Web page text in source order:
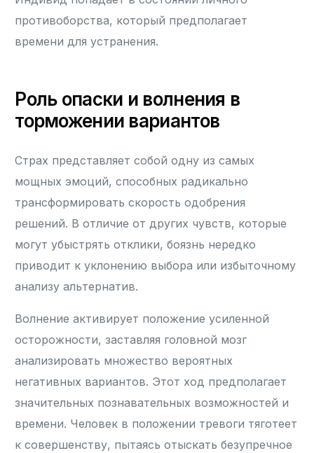
противоборства, который предполагает
времени для устранения.
Роль опаски и волнения в
торможении вариантов
Страх представляет собой одну из самых
мощных эмоций, способных радикально
трансформировать скорость одобрения
решений. В отличие от других чувств, которые
могут убыстрять отклики, боязнь нередко
приводит к уклонению выбора или избыточному
анализу альтернатив.
Волнение активирует положение усиленной
осторожности, заставляя головной мозг
анализировать множество вероятных
негативных вариантов. Этот ход предполагает
значительных познавательных возможностей и
времени. Человек в положении тревоги тяготеет
к совершенству, пытаясь отыскать безупречное